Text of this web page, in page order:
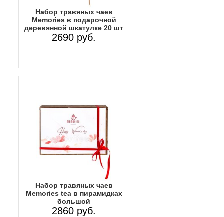
Набор травяных чаев
Memories в подарочной
деревянной шкатулке 20 шт
2690 руб.
Набор травяных чаев
Memories tea в пирамидках
большой
2860 руб.